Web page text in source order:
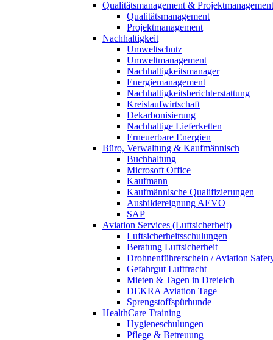
Qualitätsmanagement & Projektmanagement
Qualitätsmanagement
Projektmanagement
Nachhaltigkeit
Umweltschutz
Umweltmanagement
Nachhaltigkeitsmanager
Energiemanagement
Nachhaltigkeitsberichterstattung
Kreislaufwirtschaft
Dekarbonisierung
Nachhaltige Lieferketten
Erneuerbare Energien
Büro, Verwaltung & Kaufmännisch
Buchhaltung
Microsoft Office
Kaufmann
Kaufmännische Qualifizierungen
Ausbildereignung AEVO
SAP
Aviation Services (Luftsicherheit)
Luftsicherheitsschulungen
Beratung Luftsicherheit
Drohnenführerschein / Aviation
Gefahrgut Luftfracht
Mieten & Tagen in Dreieich
DEKRA Aviation Tage
Sprengstoffspürhunde
HealthCare Training
Hygieneschulungen
Pflege & Betreuung